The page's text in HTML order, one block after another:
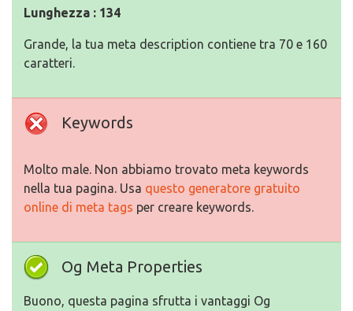
Lunghezza : 134
Grande, la tua meta description contiene tra 70 e 160
caratteri.
Keywords
Molto male. Non abbiamo trovato meta keywords
nella tua pagina. Usa questo generatore gratuito
online di meta tags per creare keywords.
Og Meta Properties
Buono, questa pagina sfrutta i vantaggi Og